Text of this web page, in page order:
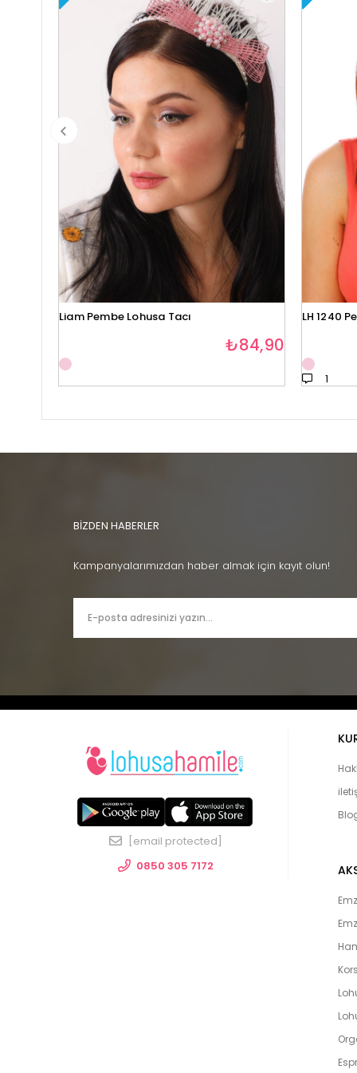
Liam Pembe Lohusa Tacı
₺84,90
LH 1240
1
BİZDEN HABERLER
Kampanyalarımızdan haber almak için kayıt olun!
[email protected]
0850 305 7172